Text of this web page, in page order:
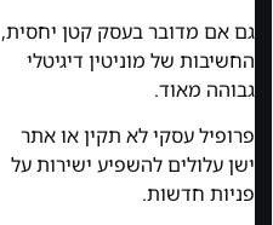
גם אם מדובר בעסק קטן יחסית,
החשיבות של מוניטין דיגיטלי
גבוהה מאוד.
פרופיל עסקי לא תקין או אתר
ישן עלולים להשפיע ישירות על
פניות חדשות.